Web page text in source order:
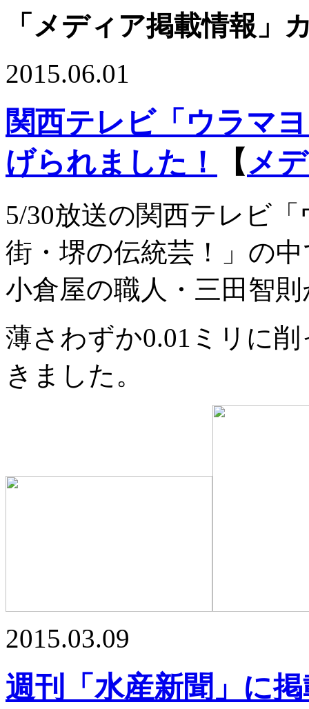
「メディア掲載情報」
2015.06.01
関西テレビ「ウラマ
げられました！
【 メ
5/30放送の関西テレビ
街・堺の伝統芸！」の
小倉屋の職人・三田智
薄さわずか0.01ミリに
きました。
2015.03.09
週刊「水産新聞」に